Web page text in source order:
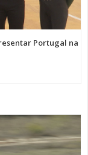
Portugal na